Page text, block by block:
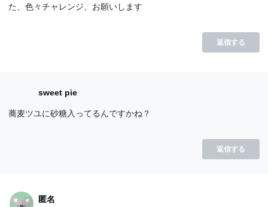
た、色々チャレンジ、お願いします
返信する
sweet pie
蕎麦ツユに砂糖入ってるんですかね？
返信する
匿名